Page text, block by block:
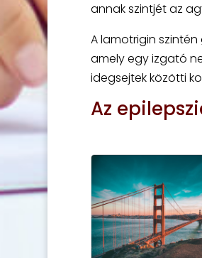
annak szintjét az
A lamotrigin
amely egy izgató
idegsejtek közötti
Az